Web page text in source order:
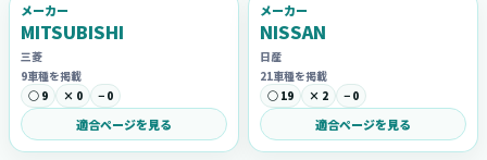
メーカー
MITSUBISHI
三菱
9車種を掲載
○ 9
× 0 − 0
適合ページを見る
メーカー
NISSAN
日産
21車種を掲載
○ 19
× 2 − 0
適合ページを見る